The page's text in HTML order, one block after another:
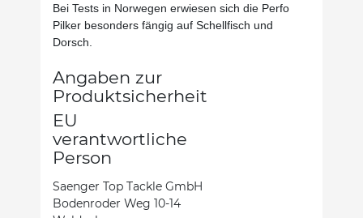
Bei Tests in Norwegen erwiesen sich die Perfo
Pilker besonders fängig auf Schellfisch und
Dorsch.
Angaben zur
Produktsicherheit
EU
verantwortliche
Person
Saenger Top Tackle GmbH
Bodenroder Weg 10-14